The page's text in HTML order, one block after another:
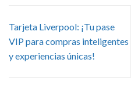
Tarjeta Liverpool: ¡Tu pase
VIP para compras inteligentes
y experiencias únicas!